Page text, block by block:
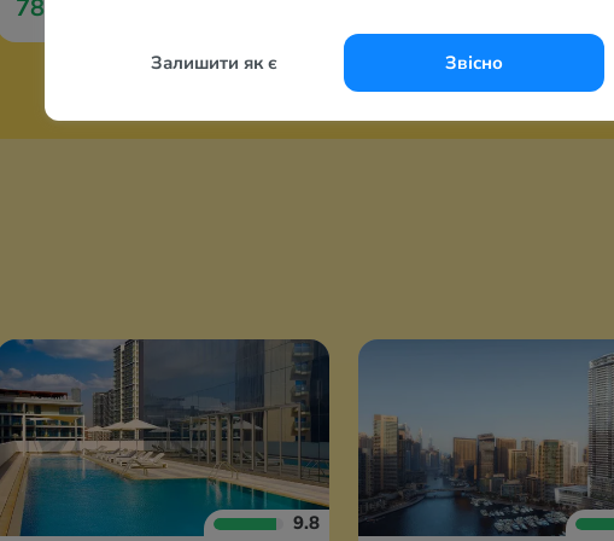
Залишити як є Звісно
788 053 грн
9.8